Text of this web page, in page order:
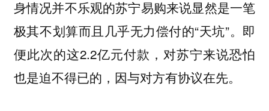
身情况并不乐观的苏宁易购来说显然是一笔
极其不划算而且几乎无力偿付的“天坑”。即
便此次的这2.2亿元付款，对苏宁来说恐怕
也是迫不得已的，因与对方有协议在先。